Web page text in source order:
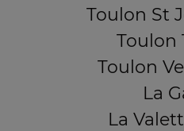
Toulon St
Toulon
Toulon
La
La